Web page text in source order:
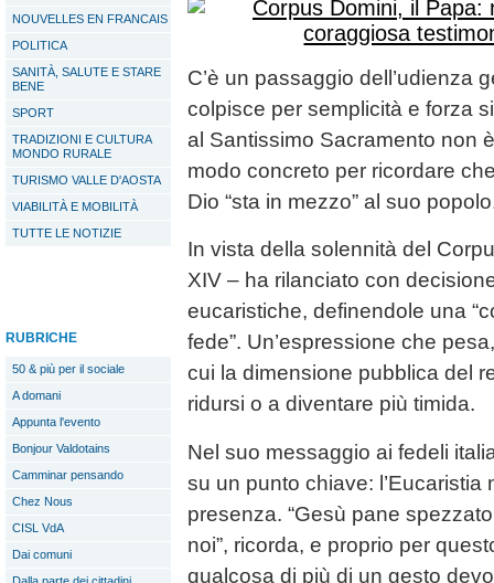
NOUVELLES EN FRANCAIS
POLITICA
SANITÀ, SALUTE E STARE
BENE
SPORT
TRADIZIONI E CULTURA
MONDO RURALE
TURISMO VALLE D'AOSTA
VIABILITÀ E MOBILITÀ
TUTTE LE NOTIZIE
RUBRICHE
50 & più per il sociale
A domani
Appunta l'evento
Bonjour Valdotains
Camminar pensando
Chez Nous
CISL VdA
Dai comuni
C’è un passaggio dell’udienza
colpisce per semplicità e forza
al Santissimo Sacramento non
modo concreto per ricordare
Dio “sta in mezzo” al suo
In vista della solennità del
XIV – ha rilanciato con
eucaristiche, definendole una
fede”. Un’espressione che
cui la dimensione pubblica del
ridursi o a diventare più timida.
Nel suo messaggio ai fedeli
su un punto chiave: l’Eucaristia
presenza. “Gesù pane
noi”, ricorda, e proprio per
qualcosa di più di un gesto